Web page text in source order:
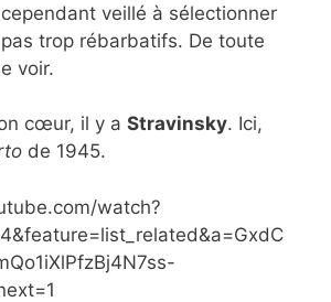
cependant veillé à sélectionner
trop rébarbatifs. De toute
voir.
cœur, il y a Stravinsky. Ici,
de 1945.
watch?